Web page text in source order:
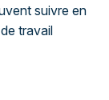
suivre en
travail